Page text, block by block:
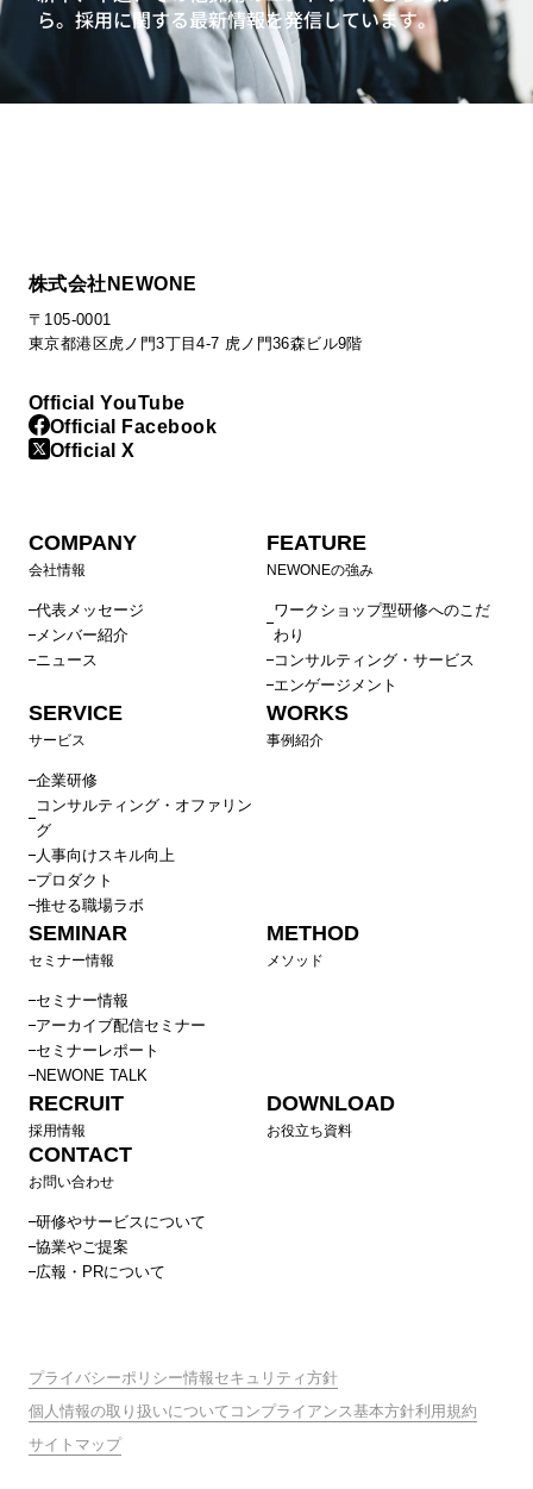
ら。採用に関する最新情報を発信しています。
株式会社NEWONE
〒105-0001
東京都港区虎ノ門3丁目4-7 虎ノ門36森ビル9階
Official YouTube
Official Facebook
Official X
COMPANY
会社情報
代表メッセージ
メンバー紹介
ニュース
FEATURE
NEWONEの強み
ワークショップ型研修へのこだ
わり
コンサルティング・サービス
エンゲージメント
SERVICE
サービス
企業研修
コンサルティング・オファリン
グ
人事向けスキル向上
プロダクト
推せる職場ラボ
WORKS
事例紹介
SEMINAR
セミナー情報
セミナー情報
アーカイブ配信セミナー
セミナーレポート
NEWONE TALK
METHOD
メソッド
RECRUIT
採用情報
DOWNLOAD
お役立ち資料
CONTACT
お問い合わせ
研修やサービスについて
協業やご提案
広報・PRについて
プライバシーポリシー情報セキュリティ方針
個人情報の取り扱いについて コンプライアンス基本方針利用規約
サイトマップ